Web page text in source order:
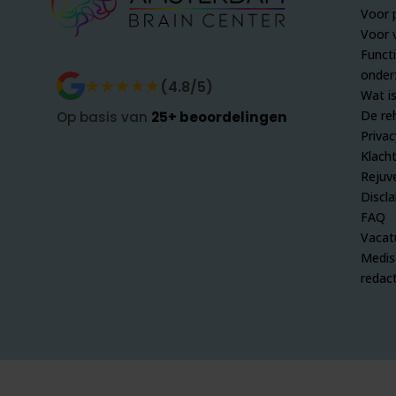
★★★★★
★★★★★ (4.8/5)
Op basis van 25+ beoordelingen
Voor
Voor
Wat
De
FAQ